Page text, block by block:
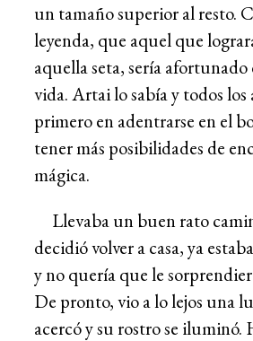
un tamaño superior al resto.
leyenda, que aquel que
aquella seta, sería
vida. Artai lo sabía y todos los
primero en adentrarse en el
tener más posibilidades de
mágica.
Llevaba un buen rato
decidió volver a casa, ya
y no quería que le
De pronto, vio a lo lejos una
acercó y su rostro se iluminó.